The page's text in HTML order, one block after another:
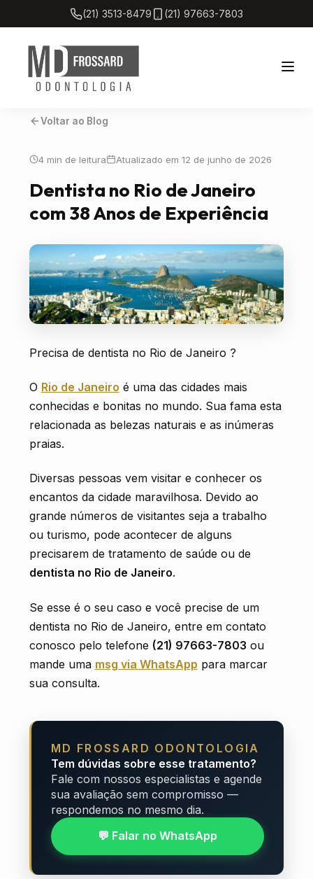
(21) 3513-8479 (21) 97663-7803
Home
Tratamentos
Blog
Localização
Voltar ao Blog
4 min de leitura Atualizado em 12 de junho de 2026
Dentista no Rio de Janeiro
com 38 Anos de Experiência
Precisa de dentista no Rio de Janeiro ?
O Rio de Janeiro é uma das cidades mais
conhecidas e bonitas no mundo. Sua fama esta
relacionada as belezas naturais e as inúmeras
praias.
Diversas pessoas vem visitar e conhecer os
encantos da cidade maravilhosa. Devido ao
grande números de visitantes seja a trabalho
ou turismo, pode acontecer de alguns
precisarem de tratamento de saúde ou de
dentista no Rio de Janeiro.
Se esse é o seu caso e você precise de um
dentista no Rio de Janeiro, entre em contato
conosco pelo telefone (21) 97663-7803 ou
mande uma msg via WhatsApp para marcar
sua consulta.
MD FROSSARD ODONTOLOGIA
Tem dúvidas sobre esse tratamento?
Fale com nossos especialistas e agende
sua avaliação sem compromisso —
respondemos no mesmo dia.
💬 Falar no WhatsApp